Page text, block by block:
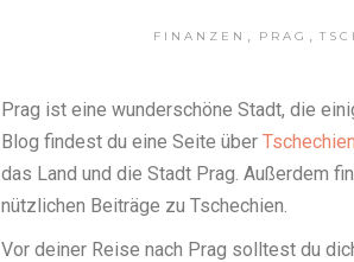
FINANZEN PRAG
Prag ist eine wunderschöne Stadt, die
Blog findest du eine Seite über Tschechien
das Land und die Stadt Prag. Außerdem
nützlichen Beiträge zu Tschechien.
Vor deiner Reise nach Prag solltest du